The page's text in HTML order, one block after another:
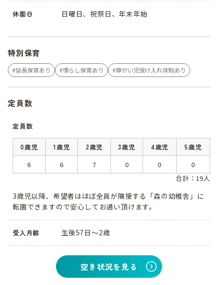
休園日 日曜日、祝祭日、年末年始
特別保育
延長保育あり 慣らし保育あり 障がい児受け入れ体制あり
定員数
定員数
0歳児 1歳児 2歳児 3歳児 4歳児
5歳児
6
6 7 0 0
0
合計：19人
3歳児以降、希望者はほぼ全員が隣接する「森の幼稚舎」に
転園できますので安心してお通い頂けます。
受入月齢 生後57日～2歳
空き状況を見る